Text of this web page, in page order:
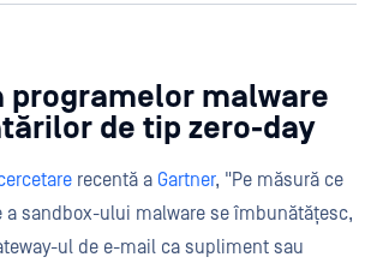
programelor malware
de tip zero-day
recentă a Gartner, "Pe măsură ce
a sandbox-ului malware se îmbunătățesc,
ul de e-mail ca supliment sau